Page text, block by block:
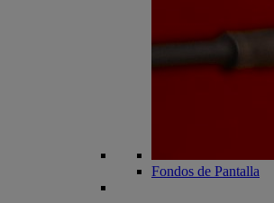
Fondos de Pantalla